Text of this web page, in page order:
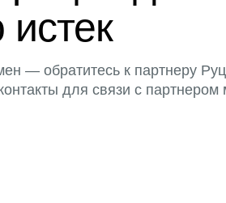
— обратитесь к партнеру
для связи с партнером